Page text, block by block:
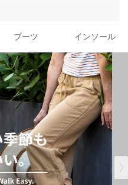
ブーツ インソール